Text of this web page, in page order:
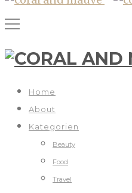
Home
About
Kategorien
Beauty
Food
Travel